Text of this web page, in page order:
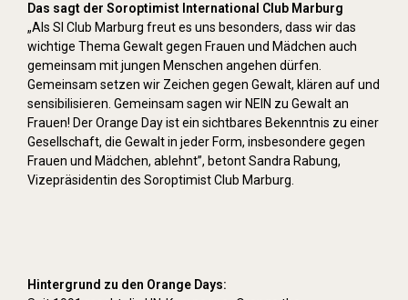
Das sagt der Soroptimist International Club Marburg
„Als SI Club Marburg freut es uns besonders, dass wir das
wichtige Thema Gewalt gegen Frauen und Mädchen auch
gemeinsam mit jungen Menschen angehen dürfen.
Gemeinsam setzen wir Zeichen gegen Gewalt, klären auf und
sensibilisieren. Gemeinsam sagen wir NEIN zu Gewalt an
Frauen! Der Orange Day ist ein sichtbares Bekenntnis zu einer
Gesellschaft, die Gewalt in jeder Form, insbesondere gegen
Frauen und Mädchen, ablehnt”, betont Sandra Rabung,
Vizepräsidentin des Soroptimist Club Marburg.
Hintergrund zu den Orange Days: